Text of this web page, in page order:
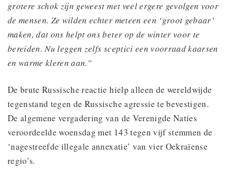
grotere schok zijn geweest met veel ergere gevolgen voor
de mensen. Ze wilden echter meteen een ‘groot gebaar’
maken, dat ons helpt ons beter op de winter voor te
bereiden. Nu leggen zelfs sceptici een voorraad kaarsen
en warme kleren aan.”
De brute Russische reactie hielp alleen de wereldwijde
tegenstand tegen de Russische agressie te bevestigen.
De algemene vergadering van de Verenigde Naties
veroordeelde woensdag met 143 tegen vijf stemmen de
‘nagestreefde illegale annexatie’ van vier Oekraïense
regio’s.